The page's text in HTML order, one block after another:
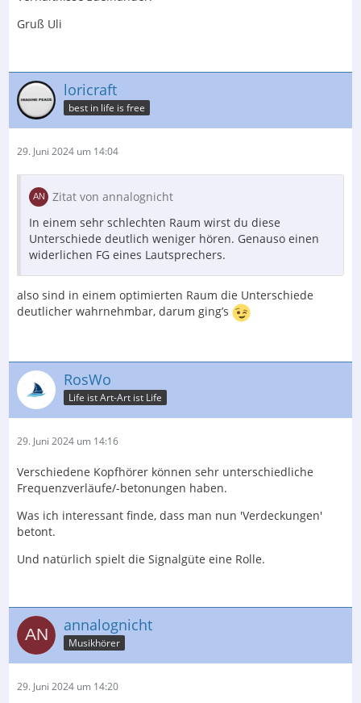
Gruß Uli
loricraft
best in life is free
29. Juni 2024 um 14:04
Zitat von annalognicht
In einem sehr schlechten Raum wirst du diese
Unterschiede deutlich weniger hören. Genauso einen
widerlichen FG eines Lautsprechers.
also sind in einem optimierten Raum die Unterschiede
deutlicher wahrnehmbar, darum ging’s
RosWo
Life ist Art-Art ist Life
29. Juni 2024 um 14:16
Verschiedene Kopfhörer können sehr unterschiedliche
Frequenzverläufe/-betonungen haben.
Was ich interessant finde, dass man nun 'Verdeckungen'
betont.
Und natürlich spielt die Signalgüte eine Rolle.
annalognicht
Musikhörer
29. Juni 2024 um 14:20